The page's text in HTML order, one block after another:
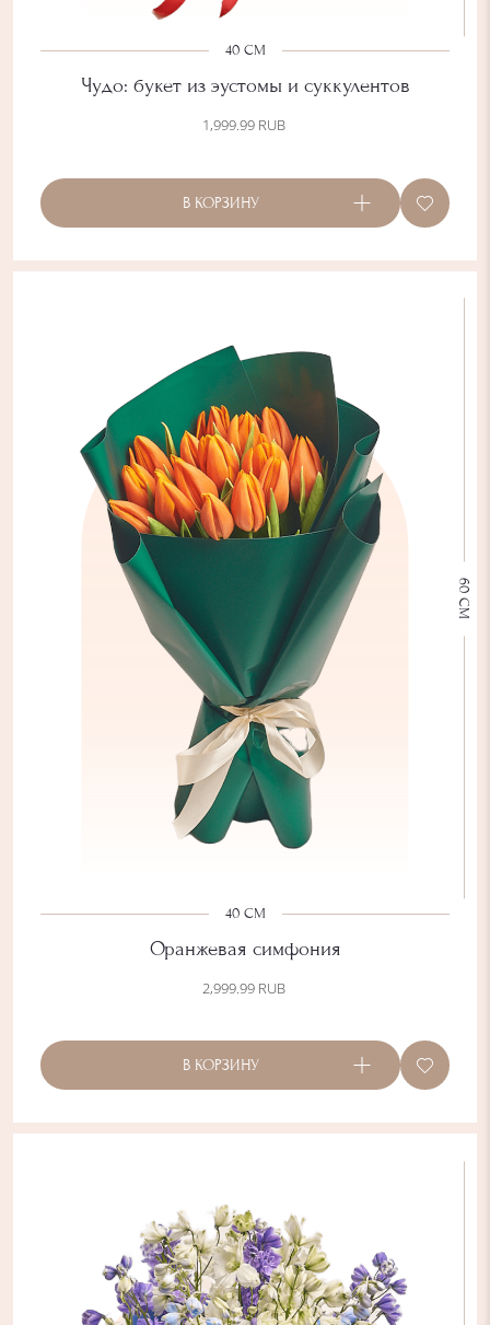
40 СМ
Чудо: букет из эустомы и суккулентов
1,999.99 RUB
В КОРЗИНУ
40 СМ
60 СМ
Оранжевая симфония
2,999.99 RUB
В КОРЗИНУ